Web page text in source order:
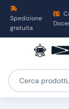
Spedizione
gratuita